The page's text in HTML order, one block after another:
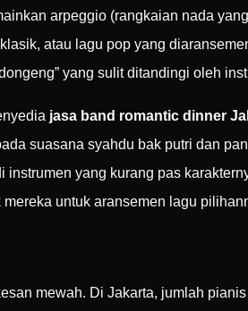
arpeggio (rangkaian nada
atau lagu pop yang
yang sulit ditandingi oleh
jasa band romantic dinner
suasana syahdu bak putri dan
yang kurang pas
untuk aransemen lagu
mewah. Di Jakarta, jumlah